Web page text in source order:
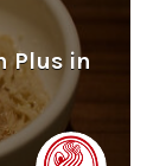
Plus in